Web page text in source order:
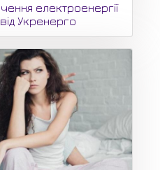
електроенергії
Укренерго